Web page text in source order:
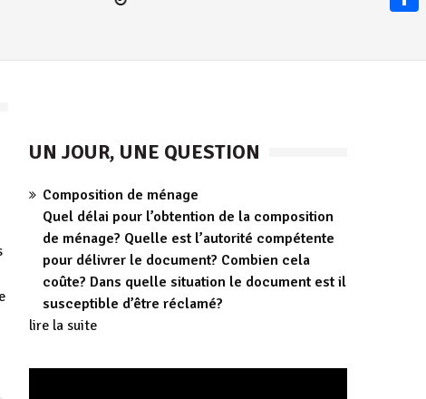
UN JOUR, UNE QUESTION
Composition de ménage
Quel délai pour l’obtention de la composition
de ménage? Quelle est l’autorité compétente
pour délivrer le document? Combien cela
coûte? Dans quelle situation le document est il
susceptible d’être réclamé?
lire la suite